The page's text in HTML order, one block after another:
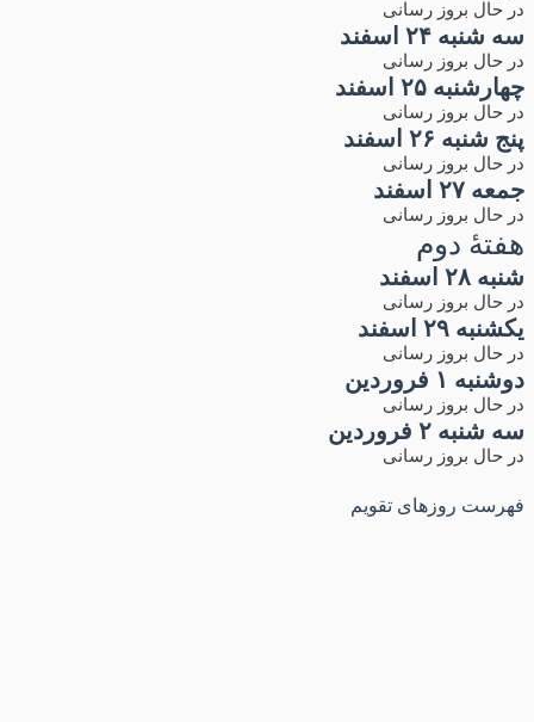
در حال بروز رسانی
سه شنبه ۲۴ اسفند
در حال بروز رسانی
چهارشنبه ۲۵ اسفند
در حال بروز رسانی
پنج شنبه ۲۶ اسفند
در حال بروز رسانی
جمعه ۲۷ اسفند
در حال بروز رسانی
هفتۀ دوم
شنبه ۲۸ اسفند
در حال بروز رسانی
یکشنبه ۲۹ اسفند
در حال بروز رسانی
دوشنبه ۱ فروردین
در حال بروز رسانی
سه شنبه ۲ فروردین
در حال بروز رسانی
فهرست روزهای تقویم